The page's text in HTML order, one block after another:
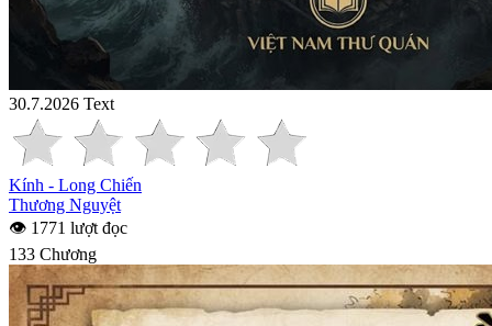
30.7.2026 Text
Kính - Long Chiến
Thương Nguyệt
👁 1771 lượt đọc
133 Chương